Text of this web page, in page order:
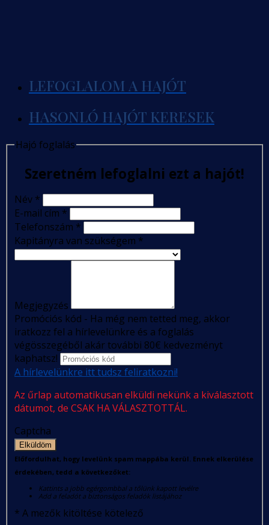
LEFOGLALOM A HAJÓT
HASONLÓ HAJÓT KERESEK
Hajó foglalás
Szeretném lefoglalni ezt a hajót!
Név *
E-mail cím *
Telefonszám *
Kapitányra van szükségem *
Megjegyzés
Promóciós kód - Ha még nem tetted meg, akkor
iratkozz fel a hírlevelünkre és a foglalás
végösszegéből akár további 80€ kedvezményt
kaphatsz!
A hírlevelünkre itt tudsz feliratkozni!
Az űrlap automatikusan elküldi nekünk a kiválasztott
dátumot, de CSAK HA VÁLASZTOTTÁL.
Captcha
Elküldöm
Előfordulhat, hogy levelünk spam mappába kerül. Ennek elkerülése
érdekében, tedd a következőket:
Kattints a jobb egérgombbal a tőlünk kapott levélre
Add a feladót a biztonságos feladók listájához
* A mezők kitöltése kötelező